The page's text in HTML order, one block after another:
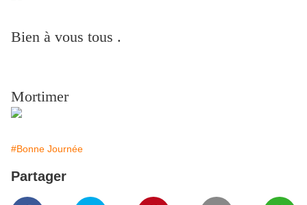
Bien à vous tous .
Mortimer
#Bonne Journée
Partager